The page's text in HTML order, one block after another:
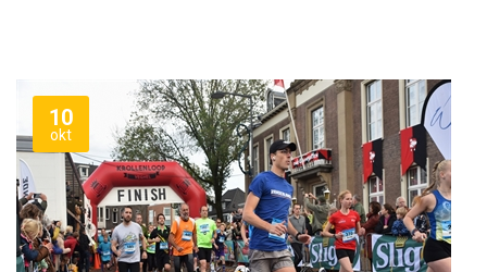
10
okt